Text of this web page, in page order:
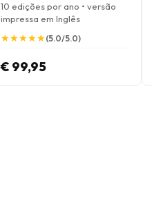
10 edições por ano • versão
impressa em Inglês
★
★★
★★
★★
★★
★(5.0/5.0)
€ 99,95